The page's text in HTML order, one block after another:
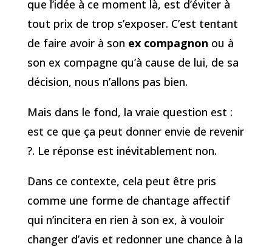
que l’idée à ce moment là, est d’éviter à
tout prix de trop s’exposer. C’est tentant
de faire avoir à son ex compagnon ou à
son ex compagne qu’à cause de lui, de sa
décision, nous n’allons pas bien.
Mais dans le fond, la vraie question est :
est ce que ça peut donner envie de revenir
?. Le réponse est inévitablement non.
Dans ce contexte, cela peut être pris
comme une forme de chantage affectif
qui n’incitera en rien à son ex, à vouloir
changer d’avis et redonner une chance à la